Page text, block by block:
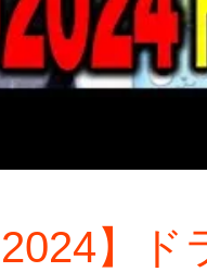
2024】